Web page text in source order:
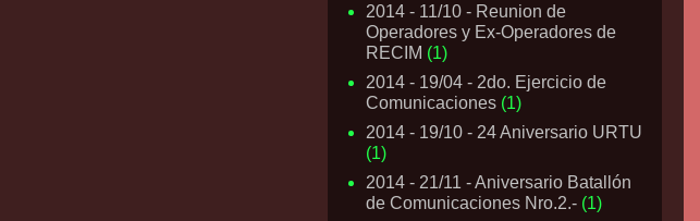
2014 - 11/10 - Reunion de
Operadores y Ex-Operadores de
RECIM (1)
2014 - 19/04 - 2do. Ejercicio de
Comunicaciones (1)
2014 - 19/10 - 24 Aniversario URTU
(1)
2014 - 21/11 - Aniversario Batallón
de Comunicaciones Nro.2.- (1)